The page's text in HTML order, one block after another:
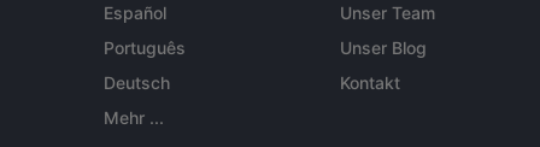
Español
Português
Deutsch
Mehr ...
Unser Team
Unser Blog
Kontakt